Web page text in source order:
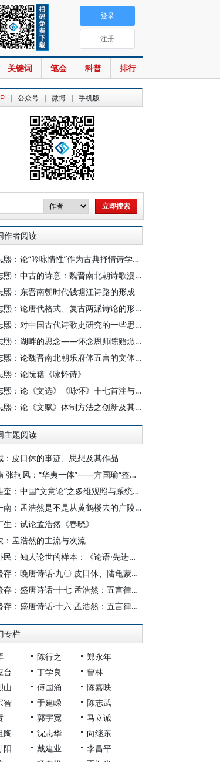
关键词 笔会 科普 排行
登录
注册
| 公众号 | 微博 | 手机版
作者阅读
钱志熙：论“吟咏情性”作为古典抒情诗学主轴的地位
钱志熙：中古的诗意：魏晋南北朝诗歌漫谈
熙：东晋南朝时代钱塘江诗路的形成
钱志熙：论唐代格式、复古两派诗论的形成及其渊源流变
钱志熙：对中国古代诗歌史研究的一些思考
钱志熙：湖畔的思念——怀念恩师陈贻焮先生
钱志熙：论魏晋南北朝乐府体五言的文体演变
熙：论阮籍《咏怀诗》
钱志熙：论《文选》《咏怀》十七首注与阮诗解释的历史演变
钱志熙：论《文赋》体制方法之创新及其历史成因
主题阅读
：皮日休的事迹、思想及其作品
安楠 张轲风：“华夷一体”——方国瑜“整体性”理论形成的思想路径
李桂奎：中国“文意论”之多维观照与系统构建
张一南：孟浩然是不是从黄鹤楼去的广陵？
生：试论孟浩然《春晓》
：孟浩然的主流与次流
黄朴民：知人论世的样本：《论语·先进篇》品藻
施蛰存：晚唐诗话·九〇 皮日休、陆龟蒙：杂体诗五首
施蛰存：盛唐诗话·十七 孟浩然：五言律诗又三首
施蛰存：盛唐诗话·十六 孟浩然：五言律诗三首
专栏
陈行之
郑永年
台
丁学良
曹林
山
傅国涌
陈嘉映
智
于建嵘
陈志武
郭宇宽
马立诚
陶
沈志华
向继东
阳
戴建业
李昌平